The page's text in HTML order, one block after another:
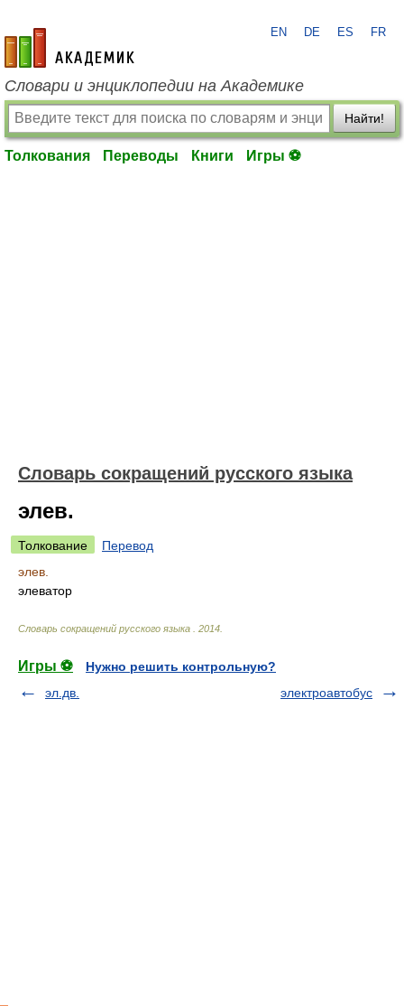
academic.ru
EN DE ES FR
Словари и энциклопедии на Академике
Найти!
Толкования Переводы Книги Игры ⚽
Словарь сокращений русского языка
элев.
Толкование
Перевод
элев.
элеватор
Словарь сокращений русского языка 2014
Игры ⚽
Нужно решить контрольную?
эл.дв.
электроавтобус